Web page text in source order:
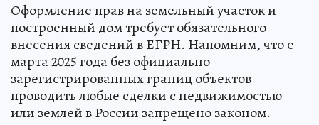
Оформление прав на земельный участок и
построенный дом требует обязательного
внесения сведений в ЕГРН. Напомним, что с
марта 2025 года без официально
зарегистрированных границ объектов
проводить любые сделки с недвижимостью
или землей в России запрещено законом.